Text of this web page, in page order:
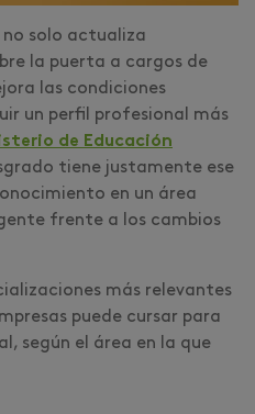
no solo actualiza
la puerta a cargos de
las condiciones
un perfil profesional más
de Educación
tiene justamente ese
en un área
frente a los cambios
más relevantes
puede cursar para
según el área en la que